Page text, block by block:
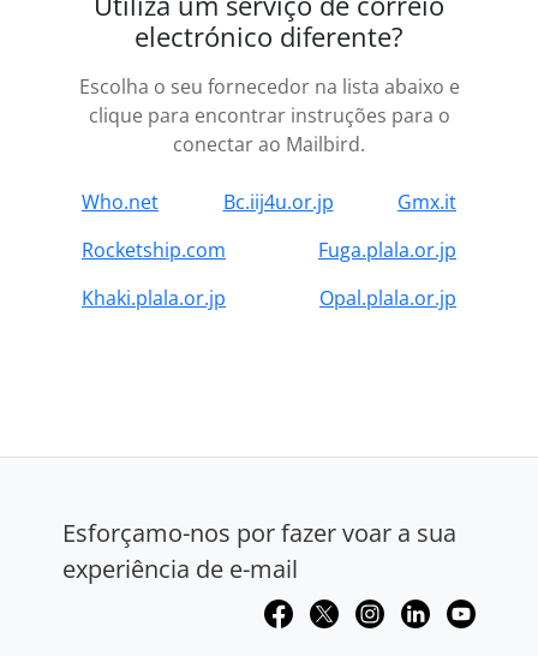
electrónico diferente?
Escolha o seu fornecedor na lista abaixo e
clique para encontrar instruções para o
conectar ao Mailbird.
Who.net Bc.iij4u.or.jp
Gmx.it
Rocketship.com
Fuga.plala.or.jp
Khaki.plala.or.jp
Opal.plala.or.jp
Esforçamo-nos por fazer voar a sua
experiência de e-mail